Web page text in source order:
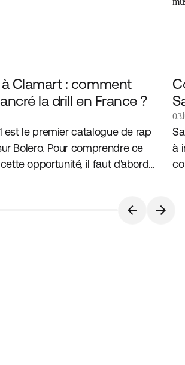
Clamart : comment
ancré la drill en France ?
est le premier catalogue de rap
Bolero. Pour comprendre ce
opportunité, il faut d'abord
03
à